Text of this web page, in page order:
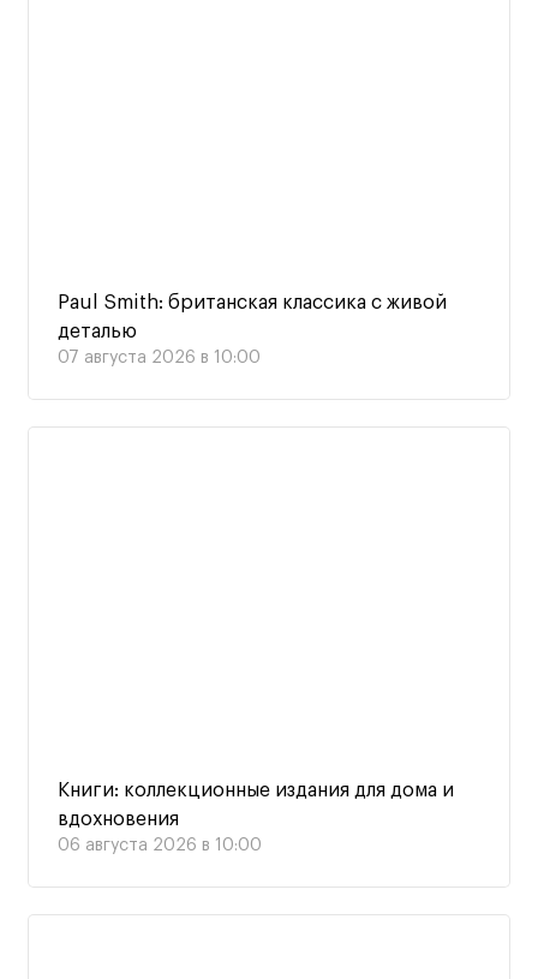
Paul Smith: британская классика с живой
деталью
07 августа 2026 в 10:00
Книги: коллекционные издания для дома и
вдохновения
06 августа 2026 в 10:00